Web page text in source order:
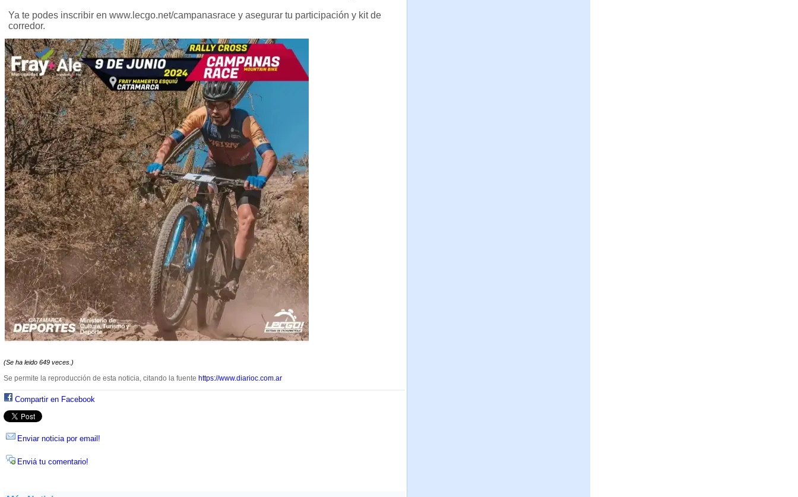
Ya te podes inscribir en www.lecgo.net/campanasrace y asegurar tu participación y kit de
corredor.
(Se ha leido 649 veces.)
Se permite la reproducción de esta noticia, citando la fuente https://www.diarioc.com.ar
Compartir en Facebook
Enviar noticia por email!
Enviá tu comentario!